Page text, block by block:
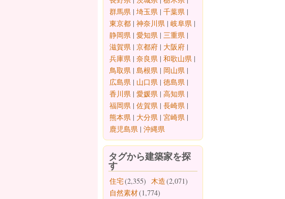
群馬県 | 埼玉県 | 千葉県 |
東京都 | 神奈川県 | 岐阜県 |
静岡県 | 愛知県 | 三重県 |
滋賀県 | 京都府 | 大阪府 |
兵庫県 | 奈良県 | 和歌山県 |
鳥取県 | 島根県 | 岡山県 |
広島県 | 山口県 | 徳島県 |
香川県 | 愛媛県 | 高知県 |
福岡県 | 佐賀県 | 長崎県 |
熊本県 | 大分県 | 宮崎県 |
鹿児島県 | 沖縄県
タグから建築家を探
す
住宅(2,355) 木造(2,071)
自然素材(1,774)